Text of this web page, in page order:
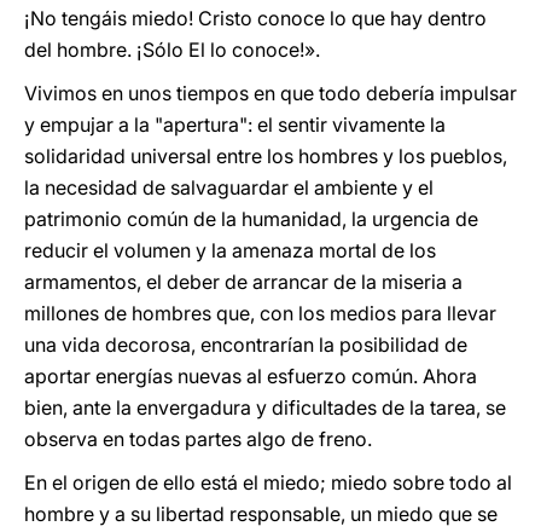
¡No tengáis miedo! Cristo conoce lo que hay dentro
del hombre. ¡Sólo El lo conoce!».
Vivimos en unos tiempos en que todo debería impulsar
y empujar a la "apertura": el sentir vivamente la
solidaridad universal entre los hombres y los pueblos,
la necesidad de salvaguardar el ambiente y el
patrimonio común de la humanidad, la urgencia de
reducir el volumen y la amenaza mortal de los
armamentos, el deber de arrancar de la miseria a
millones de hombres que, con los medios para llevar
una vida decorosa, encontrarían la posibilidad de
aportar energías nuevas al esfuerzo común. Ahora
bien, ante la envergadura y dificultades de la tarea, se
observa en todas partes algo de freno.
En el origen de ello está el miedo; miedo sobre todo al
hombre y a su libertad responsable, un miedo que se